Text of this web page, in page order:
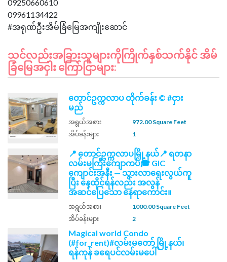
09250660610
09961134422
သင်လည်းအခြားသူများကိုကြိုက်နှစ်သက်နိုင် အိမ်
ခြံမြေအငှါး ကြော်ငြာများ:
တောင်ဥက္ကလာပ ‌တိုက်ခန်း ©️ #ငှား
မည်
အရွယ်အစား
972.00 Square Feet
အိပ်ခန်းများ
1
📍 တောင်ဥက္ကလာပမြို့နယ်📍 ရတနာ
လမ်းမကြီးကျောကပ်🎓 GIC
ကျောင်းအနီး — သွားလာရေးလွယ်ကူ
ပြီး နေထိုင်ရန်လည်း အလွန်
အဆင်ပြေသော နေရာကောင်း။
အရွယ်အစား
1000.00 Square Feet
အိပ်ခန်းများ
2
Magical world Condo
(#for_rent)#လမ်းမတော် မြို့နယ်၊
ရန်ကုန် ခရေပင်လမ်းမပေါ်